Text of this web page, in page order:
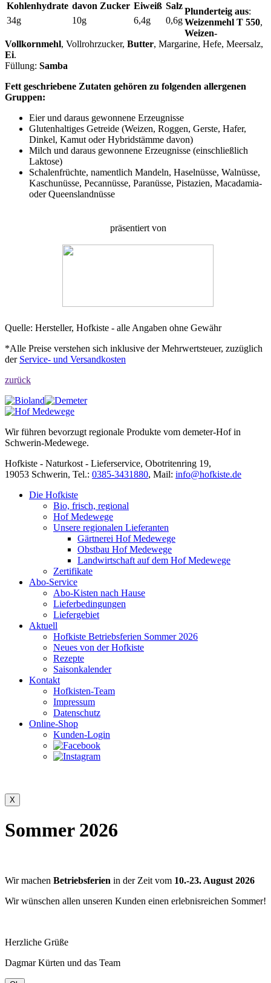
Kohlenhydrate
34g
davon Zucker
10g
Eiweiß
6,4g
Salz
0,6g
Plunderteig aus:
Weizenmehl T 550,
Weizen-
Vollkornmehl, Vollrohrzucker, Butter, Margarine, Hefe, Meersalz,
Ei.
Füllung: Samba
Fett geschriebene Zutaten gehören zu folgenden allergenen
Gruppen:
Eier und daraus gewonnene Erzeugnisse
Glutenhaltiges Getreide (Weizen, Roggen, Gerste, Hafer,
Dinkel, Kamut oder Hybridstämme davon)
Milch und daraus gewonnene Erzeugnisse (einschließlich
Laktose)
Schalenfrüchte, namentlich Mandeln, Haselnüsse, Walnüsse,
Kaschunüsse, Pecannüsse, Paranüsse, Pistazien, Macadamia-
oder Queenslandnüsse
präsentiert von
Quelle: Hersteller, Hofkiste - alle Angaben ohne Gewähr
*Alle Preise verstehen sich inklusive der Mehrwertsteuer, zuzüglich
der Service- und Versandkosten
zurück
Wir führen bevorzugt regionale Produkte vom demeter-Hof in
Schwerin-Medewege.
Hofkiste - Naturkost - Lieferservice, Obotritenring 19,
19053 Schwerin, Tel.: 0385-3431880, Mail: info@hofkiste.de
Die Hofkiste
Bio, frisch, regional
Hof Medewege
Unsere regionalen Lieferanten
Gärtnerei Hof Medewege
Obstbau Hof Medewege
Landwirtschaft auf dem Hof Medewege
Zertifikate
Abo-Service
Abo-Kisten nach Hause
Lieferbedingungen
Liefergebiet
Aktuell
Hofkiste Betriebsferien Sommer 2026
Neues von der Hofkiste
Rezepte
Saisonkalender
Kontakt
Hofkisten-Team
Impressum
Datenschutz
Online-Shop
Kunden-Login
Sommer 2026
Wir machen Betriebsferien in der Zeit vom 10.-23. August 2026
Wir wünschen allen unseren Kunden einen erlebnisreichen Sommer!
Herzliche Grüße
Dagmar Kürten und das Team